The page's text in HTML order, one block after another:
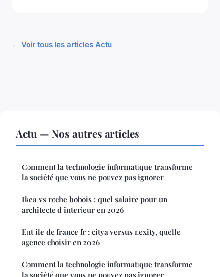
← Voir tous les articles Actu
Actu — Nos autres articles
Comment la technologie informatique transforme
la société que vous ne pouvez pas ignorer
Ikea vs roche bobois : quel salaire pour un
architecte d interieur en 2026
Ent ile de france fr : citya versus nexity, quelle
agence choisir en 2026
Comment la technologie informatique transforme
la société que vous ne pouvez pas ignorer